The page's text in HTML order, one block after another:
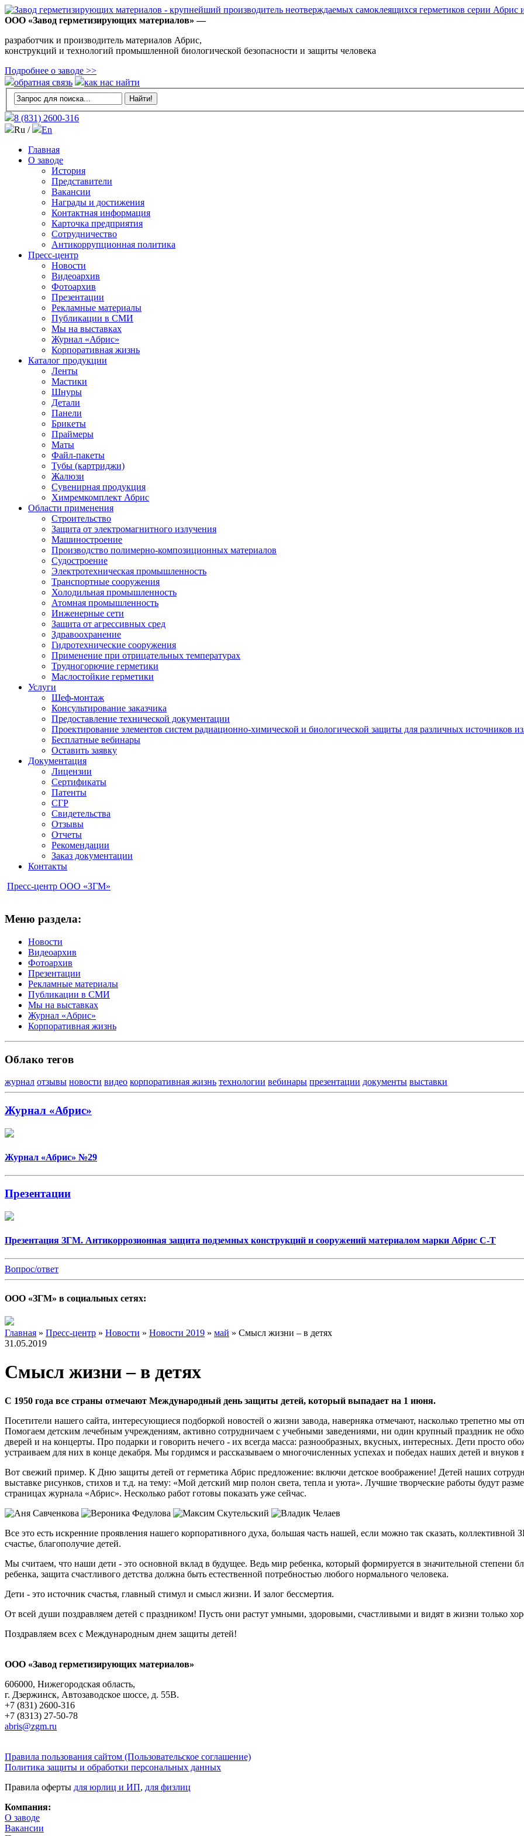
ООО «Завод герметизирующих материалов» —
разработчик и производитель материалов Абрис,
конструкций и технологий промышленной биологической безопасности и защиты человека
Подробнее о заводе >>
обратная связь
как нас найти
8 (831) 2600-316
Ru /
En
Главная
О заводе
История
Представители
Вакансии
Награды и достижения
Контактная информация
Карточка предприятия
Сотрудничество
Антикоррупционная политика
Пресс-центр
Новости
Видеоархив
Фотоархив
Презентации
Рекламные материалы
Публикации в СМИ
Мы на выставках
Журнал «Абрис»
Корпоративная жизнь
Каталог продукции
Ленты
Мастики
Шнуры
Детали
Панели
Брикеты
Праймеры
Маты
Файл-пакеты
Тубы (картриджи)
Жалюзи
Сувенирная продукция
Химремкомплект Абрис
Области применения
Строительство
Защита от электромагнитного излучения
Машиностроение
Производство полимерно-композиционных материалов
Судостроение
Электротехническая промышленность
Транспортные сооружения
Холодильная промышленность
Атомная промышленность
Инженерные сети
Защита от агрессивных сред
Здравоохранение
Гидротехнические сооружения
Применение при отрицательных температурах
Трудногорючие герметики
Маслостойкие герметики
Услуги
Шеф-монтаж
Консультирование заказчика
Предоставление технической документации
Проектирование элементов систем радиационно-химической и биологической защиты для различных источников
Бесплатные вебинары
Оставить заявку
Документация
Лицензии
Сертификаты
Патенты
СГР
Свидетельства
Отзывы
Отчеты
Рекомендации
Заказ документации
Контакты
Пресс-центр ООО «ЗГМ»
Меню раздела:
Новости
Видеоархив
Фотоархив
Презентации
Рекламные материалы
Публикации в СМИ
Мы на выставках
Журнал «Абрис»
Корпоративная жизнь
Облако тегов
журнал отзывы новости видео корпоративная жизнь технологии вебинары презентации документы выставки
Журнал «Абрис»
Журнал «Абрис» №29
Презентации
Презентация ЗГМ. Антикоррозионная защита подземных конструкций и сооружений материалом марки Абрис С-Т
Вопрос/ответ
ООО «ЗГМ» в социальных сетях:
Главная » Пресс-центр » Новости » Новости 2019 » май » Смысл жизни – в детях
31.05.2019
Смысл жизни – в детях
С 1950 года все страны отмечают Международный день защиты детей, который выпадает на 1 июня.
Посетители нашего сайта, интересующиеся подборкой новостей о жизни завода, наверняка отмечают, насколько трепетно мы
Помогаем детским лечебным учреждениям, активно сотрудничаем с учебными заведениями, ни один крупный праздник не
дверей и на концерты. Про подарки и говорить нечего - их всегда масса: разнообразных, вкусных, интересных. Дети просто
устраиваем для них в конце декабря. Мы гордимся и рассказываем о многочисленных успехах и победах наших детей и внуков
Вот свежий пример. К Дню защиты детей от герметика Абрис предложение: включи детское воображение! Детей наших
выставке рисунков, стихов и т.д. на тему: «Мой детский мир полон света, тепла и уюта». Лучшие творческие работы будут
страницах журнала «Абрис». Несколько работ готовы показать уже сейчас.
Все это есть искренние проявления нашего корпоративного духа, большая часть нашей, если можно так сказать,
счастье, благополучие детей.
Мы считаем, что наши дети - это основной вклад в будущее. Ведь мир ребенка, который формируется в значительной степени
ребенка, защита счастливого детства должна быть естественной потребностью любого нормального человека.
Дети - это источник счастья, главный стимул и смысл жизни. И залог бессмертия.
От всей души поздравляем детей с праздником! Пусть они растут умными, здоровыми, счастливыми и видят в жизни только
Поздравляем всех с Международным днем защиты детей!
ООО «Завод герметизирующих материалов»
606000, Нижегородская область,
г. Дзержинск, Автозаводское шоссе, д. 55В.
+7 (831) 2600-316
+7 (8313) 27-50-78
abris@zgm.ru
Правила пользования сайтом (Пользовательское соглашение)
Политика защиты и обработки персональных данных
Правила оферты для юрлиц и ИП, для физлиц
Компания:
О заводе
Вакансии